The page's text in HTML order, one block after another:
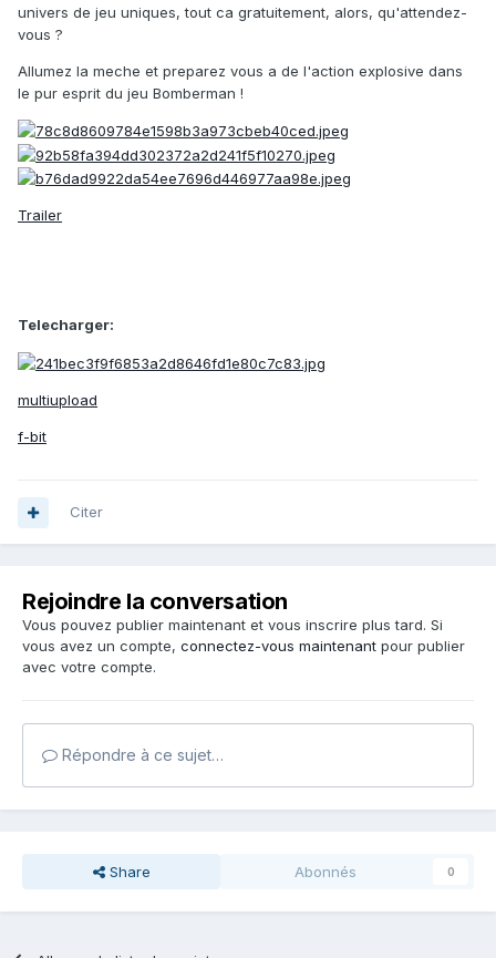
univers de jeu uniques, tout ca gratuitement, alors, qu'attendez-
vous ?
Allumez la meche et preparez vous a de l'action explosive dans
le pur esprit du jeu Bomberman !
Trailer
Telecharger:
multiupload
f-bit
Citer
Rejoindre la conversation
Vous pouvez publier maintenant et vous inscrire plus tard. Si
vous avez un compte, connectez-vous maintenant pour publier
avec votre compte.
Répondre à ce sujet…
Share Abonnés 0